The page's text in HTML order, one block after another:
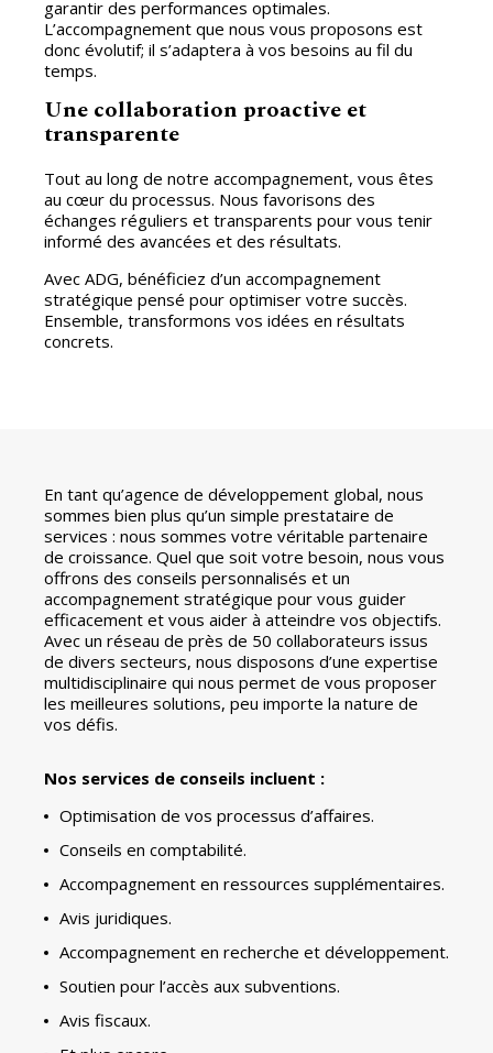
garantir des performances optimales.
L’accompagnement que nous vous proposons est
donc évolutif; il s’adaptera à vos besoins au fil du
temps.
Une collaboration proactive et
transparente
Tout au long de notre accompagnement, vous êtes
au cœur du processus. Nous favorisons des
échanges réguliers et transparents pour vous tenir
informé des avancées et des résultats.
Avec ADG, bénéficiez d’un accompagnement
stratégique pensé pour optimiser votre succès.
Ensemble, transformons vos idées en résultats
concrets.
En tant qu’agence de développement global, nous
sommes bien plus qu’un simple prestataire de
services : nous sommes votre véritable partenaire
de croissance. Quel que soit votre besoin, nous vous
offrons des conseils personnalisés et un
accompagnement stratégique pour vous guider
efficacement et vous aider à atteindre vos objectifs.
Avec un réseau de près de 50 collaborateurs issus
de divers secteurs, nous disposons d’une expertise
multidisciplinaire qui nous permet de vous proposer
les meilleures solutions, peu importe la nature de
vos défis.
Nos services de conseils incluent :
Optimisation de vos processus d’affaires.
Conseils en comptabilité.
Accompagnement en ressources supplémentaires.
Avis juridiques.
Accompagnement en recherche et développement.
Soutien pour l’accès aux subventions.
Avis fiscaux.